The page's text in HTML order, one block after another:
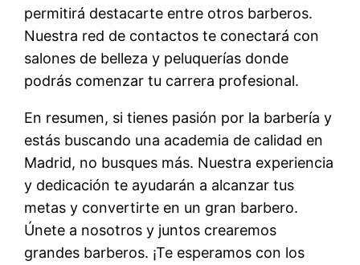
permitirá destacarte entre otros barberos.
Nuestra red de contactos te conectará con
salones de belleza y peluquerías donde
podrás comenzar tu carrera profesional.
En resumen, si tienes pasión por la barbería y
estás buscando una academia de calidad en
Madrid, no busques más. Nuestra experiencia
y dedicación te ayudarán a alcanzar tus
metas y convertirte en un gran barbero.
Únete a nosotros y juntos crearemos
grandes barberos. ¡Te esperamos con los